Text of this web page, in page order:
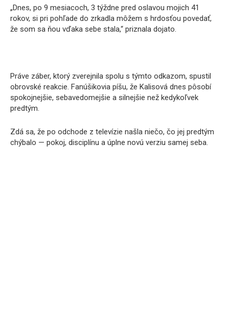
„Dnes, po 9 mesiacoch, 3 týždne pred oslavou mojich 41
rokov, si pri pohľade do zrkadla môžem s hrdosťou povedať,
že som sa ňou vďaka sebe stala,“ priznala dojato.
Práve záber, ktorý zverejnila spolu s týmto odkazom, spustil
obrovské reakcie. Fanúšikovia píšu, že Kalisová dnes pôsobí
spokojnejšie, sebavedomejšie a silnejšie než kedykoľvek
predtým.
Zdá sa, že po odchode z televízie našla niečo, čo jej predtým
chýbalo — pokoj, disciplínu a úplne novú verziu samej seba.